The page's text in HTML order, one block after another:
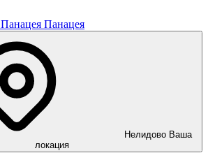
Панацея
Нелидово Ваша
локация